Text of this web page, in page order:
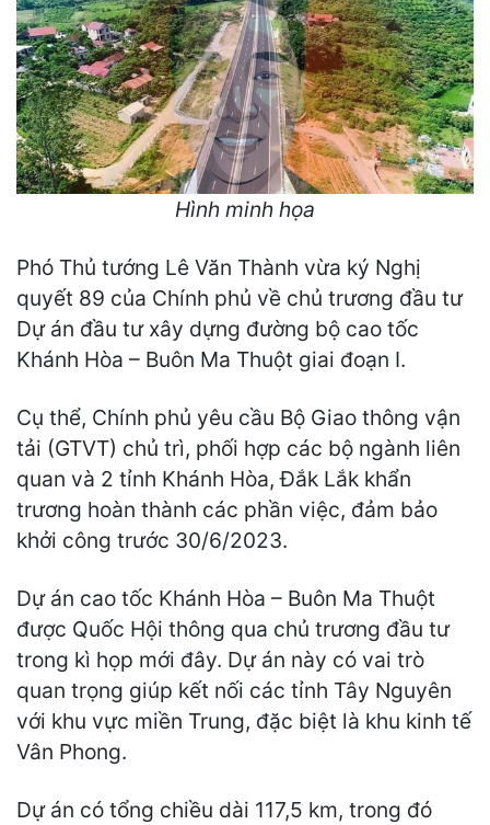
Hình minh họa
Phó Thủ tướng Lê Văn Thành vừa ký Nghị
quyết 89 của Chính phủ về chủ trương đầu tư
Dự án đầu tư xây dựng đường bộ cao tốc
Khánh Hòa – Buôn Ma Thuột giai đoạn I.
Cụ thể, Chính phủ yêu cầu Bộ Giao thông vận
tải (GTVT) chủ trì, phối hợp các bộ ngành liên
quan và 2 tỉnh Khánh Hòa, Đắk Lắk khẩn
trương hoàn thành các phần việc, đảm bảo
khởi công trước 30/6/2023.
Dự án cao tốc Khánh Hòa – Buôn Ma Thuột
được Quốc Hội thông qua chủ trương đầu tư
trong kì họp mới đây. Dự án này có vai trò
quan trọng giúp kết nối các tỉnh Tây Nguyên
với khu vực miền Trung, đặc biệt là khu kinh tế
Vân Phong.
Dự án có tổng chiều dài 117,5 km, trong đó